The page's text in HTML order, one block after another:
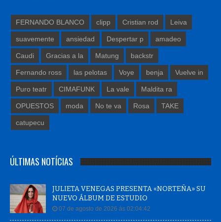
FERNANDO BLANCO clipp Cristian rod Leiva
suavemente ansiedad Despertar p amadeo
Caudi Gracias a la Matung backstr
Fernando ross las pelotas Voye benja Vuelve in
Puro teatr CIMAFUNK La vale Maldita ra
OPUESTOS moda No te va Rosa TAKE
catupecu
ÚLTIMAS NOTÍCIAS
JULIETA VENEGAS PRESENTA «NORTEÑA» SU
NUEVO ÁLBUM DE ESTUDIO
07 de agosto de 2026 às 02:04:42